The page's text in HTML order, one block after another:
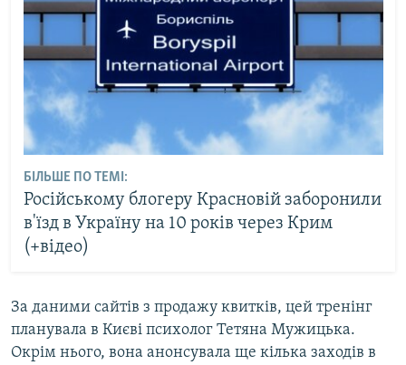
БІЛЬШЕ ПО ТЕМІ:
Російському блогеру Красновій заборонили
в'їзд в Україну на 10 років через Крим
(+відео)
За даними сайтів з продажу квитків, цей тренінг
планувала в Києві психолог Тетяна Мужицька.
Окрім нього, вона анонсувала ще кілька заходів в